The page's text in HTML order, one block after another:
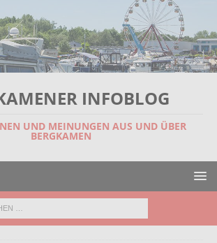
INFOBLOG
UND MEINUNGEN AUS UND ÜBER
BERGKAMEN